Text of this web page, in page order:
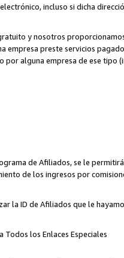
incluso si dicha
y nosotros
empresa preste servicios
por alguna empresa de ese
de Afiliados, se le
de los ingresos por
la ID de Afiliados que le
Todos los Enlaces Especiales